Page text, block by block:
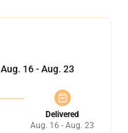
Aug. 16 - Aug. 23
Delivered
Aug. 16 - Aug. 23